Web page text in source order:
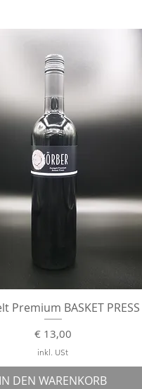
Schnellansicht
Premium BASKET PRESS
Preis
€ 13,00
inkl. USt
IN DEN WARENKORB